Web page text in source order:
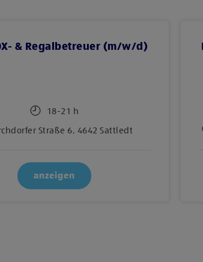
& Regalbetreuer (m/w/d)
18-21 h
Straße 6, 4642 Sattledt
anzeigen